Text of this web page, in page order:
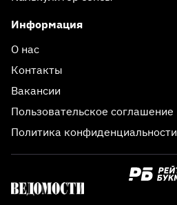
Информация
О нас
Контакты
Вакансии
Пользовательское соглашение
Политика конфиденциальности